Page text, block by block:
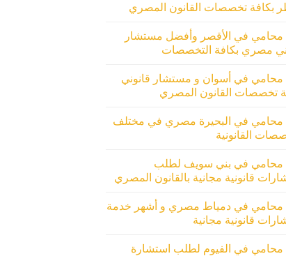
بكافة تخصصات القانون المصري
محامي في الأقصر وأفضل مستشار
مصري بكافة التخصصات
محامي في أسوان و مستشار قانوني
تخصصات القانون المصري
محامي في البحيرة مصري في مختلف
القانونية
محامي في بني سويف لطلب
قانونية مجانية بالقانون المصري
محامي في دمياط مصري و أشهر خدمة
قانونية مجانية
محامي في الفيوم لطلب استشارة